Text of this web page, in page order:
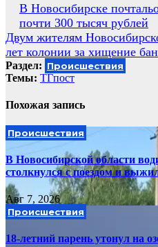
Навигация
по
записям
В Новосибирске
почти 300 тысяч рублей
Двум жителям
лет колонии за хищение
Раздел: Происшествия
Темы: ТГпост
Похожая запись
Происшествия
В Новосибирской области
столкнулся с поездом и
Авг 7, 2026
Происшествия
18-летний парень утонул на